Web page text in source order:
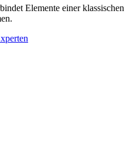
Elemente einer klassischen